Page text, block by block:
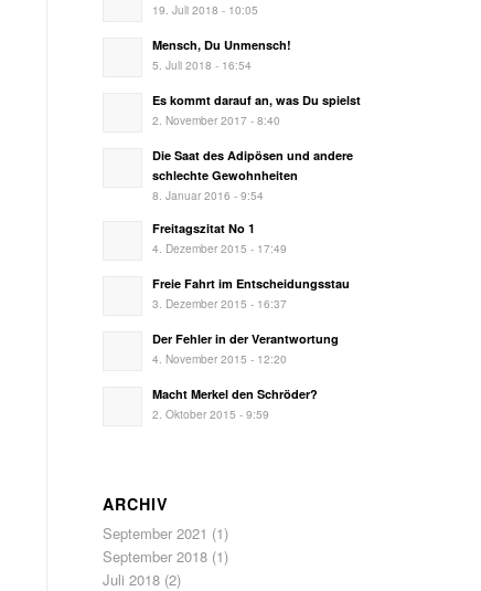
19. Juli 2018 - 10:05
Mensch, Du Unmensch!
5. Juli 2018 - 16:54
Es kommt darauf an, was Du spielst
2. November 2017 - 8:40
Die Saat des Adipösen und andere
schlechte Gewohnheiten
8. Januar 2016 - 9:54
Freitagszitat No 1
4. Dezember 2015 - 17:49
Freie Fahrt im Entscheidungsstau
3. Dezember 2015 - 16:37
Der Fehler in der Verantwortung
4. November 2015 - 12:20
Macht Merkel den Schröder?
2. Oktober 2015 - 9:59
ARCHIV
September 2021 (1)
September 2018 (1)
Juli 2018 (2)